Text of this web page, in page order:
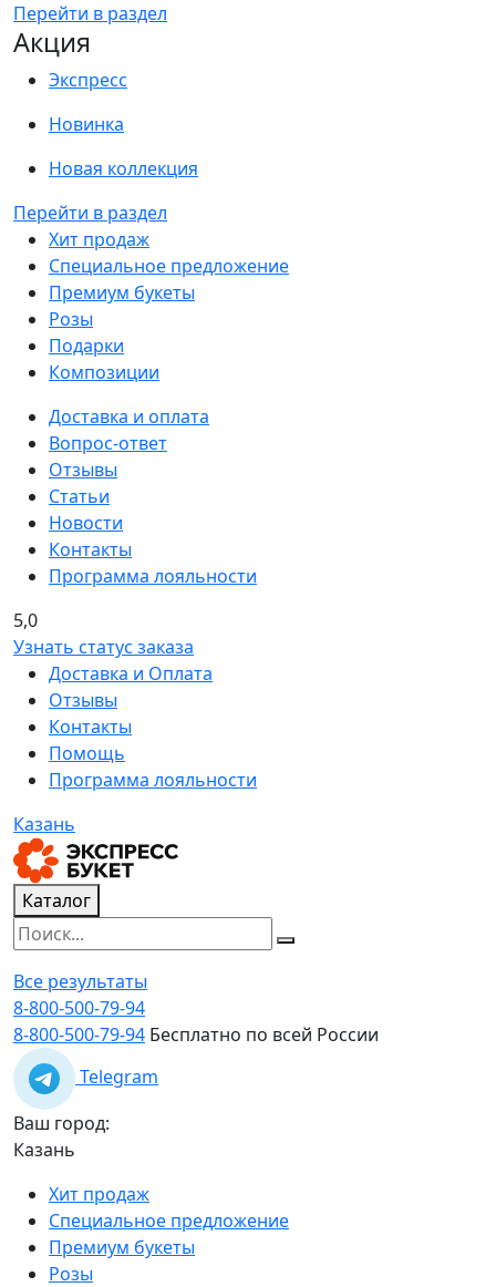
Перейти в раздел
Акция
Экспресс
Новинка
Новая коллекция
Перейти в раздел
Хит продаж
Специальное предложение
Премиум букеты
Розы
Подарки
Композиции
Доставка и оплата
Вопрос-ответ
Отзывы
Статьи
Новости
Контакты
Программа лояльности
5,0
Узнать статус заказа
Доставка и Оплата
Отзывы
Контакты
Помощь
Программа лояльности
Казань
Каталог
Все результаты
8-800-500-79-94
8-800-500-79-94 Бесплатно по всей России
Telegram
Ваш город:
Казань
Хит продаж
Специальное предложение
Премиум букеты
Розы